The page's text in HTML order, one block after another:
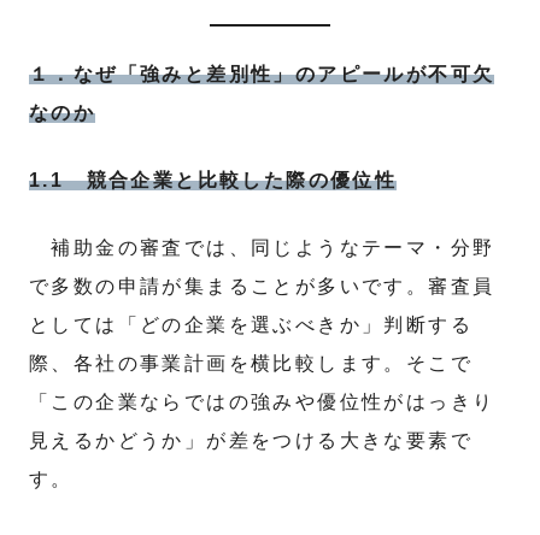
１．なぜ「強みと差別性」のアピールが不可欠
なのか
1.1 競合企業と比較した際の優位性
補助金の審査では、同じようなテーマ・分野
で多数の申請が集まることが多いです。審査員
としては「どの企業を選ぶべきか」判断する
際、各社の事業計画を横比較します。そこで
「この企業ならではの強みや優位性がはっきり
見えるかどうか」が差をつける大きな要素で
す。